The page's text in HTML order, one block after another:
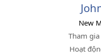
New
Tham
Hoạt